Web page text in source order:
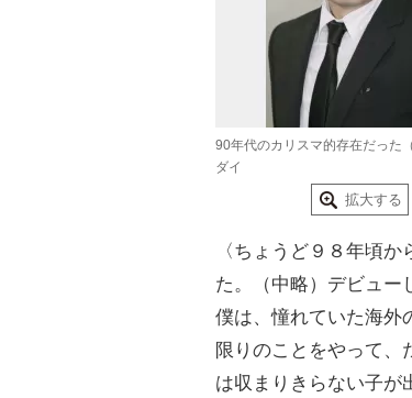
90年代のカリスマ的存在だった
ダイ
拡大する
〈ちょうど９８年頃
た。（中略）デビュー
僕は、憧れていた海外
限りのことをやって、
は収まりきらない子が